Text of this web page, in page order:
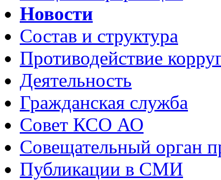
Новости
Состав и структура
Противодействие
Деятельность
Гражданская служба
Совет КСО АО
Совещательный орган
Публикации в СМИ